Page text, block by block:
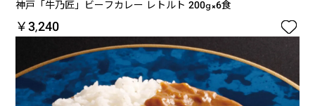
神戸「牛乃匠」ビーフカレー レトルト 200g×6食
￥3,240 